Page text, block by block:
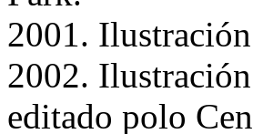
2001.
2002.
editado polo